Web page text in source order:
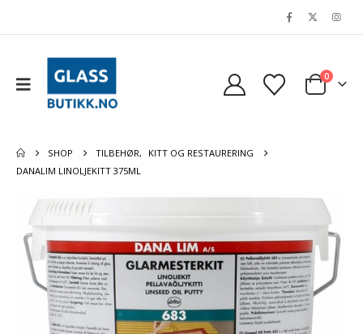
0
SHOP TILBEHØR,
KITT OG RESTAURERING
DANALIM LINOLJEKITT 375ML